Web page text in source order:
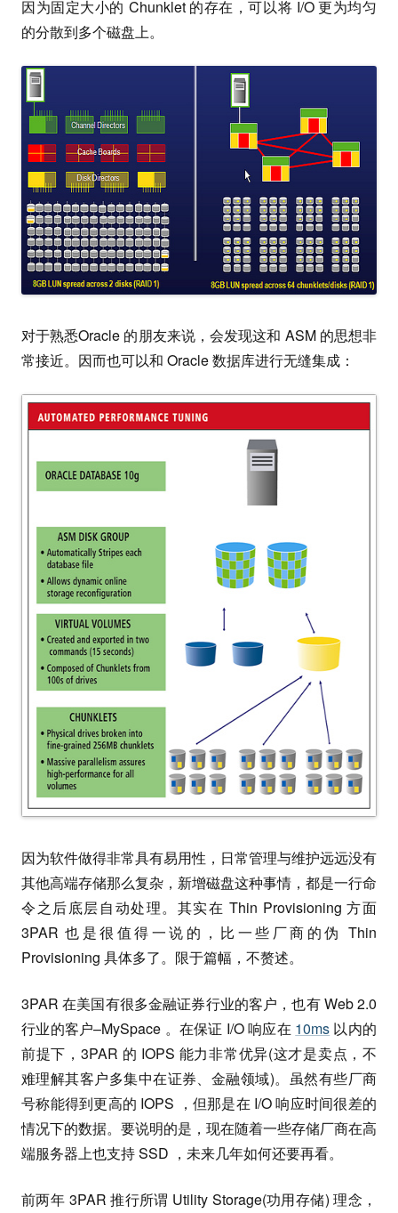
因为固定大小的 Chunklet 的存在，可以将 I/O 更为均匀
的分散到多个磁盘上。
对于熟悉Oracle 的朋友来说，会发现这和 ASM 的思想非
常接近。因而也可以和 Oracle 数据库进行无缝集成：
因为软件做得非常具有易用性，日常管理与维护远远没有
其他高端存储那么复杂，新增磁盘这种事情，都是一行命
令之后底层自动处理。其实在 Thin Provisioning 方面
3PAR 也是很值得一说的，比一些厂商的伪 Thin
Provisioning 具体多了。限于篇幅，不赘述。
3PAR 在美国有很多金融证券行业的客户，也有 Web 2.0
行业的客户–MySpace 。在保证 I/O 响应在 10ms 以内的
前提下，3PAR 的 IOPS 能力非常优异(这才是卖点，不
难理解其客户多集中在证券、金融领域)。虽然有些厂商
号称能得到更高的 IOPS ，但那是在 I/O 响应时间很差的
情况下的数据。要说明的是，现在随着一些存储厂商在高
端服务器上也支持 SSD ，未来几年如何还要再看。
前两年 3PAR 推行所谓 Utility Storage(功用存储) 理念，